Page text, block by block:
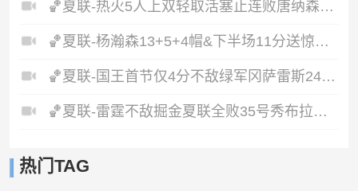
🏀夏联-热火5人上双轻取活塞止连败唐纳森20+8+10奥科里27分
🏀夏联-杨瀚森13+5+4帽&下半场11分送惊艳妙传开拓者力克掘金
🏀夏联-国王首节仅4分不敌绿军冈萨雷斯24+10+5塞纳克10+12
🏀夏联-雷霆不敌掘金夏联全败35号秀布拉齐尔32+6马拉14+7+6
热门TAG